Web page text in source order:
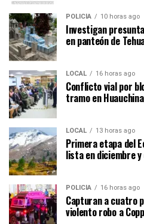
POLICÍA 10 horas ago
Investigan
en panteón de
LOCAL 16 horas ago
Conflicto vial por
tramo en
LOCAL 13 horas ago
Primera etapa del
lista en diciembre
POLICÍA 16 horas ago
Capturan a cuatro
violento robo a